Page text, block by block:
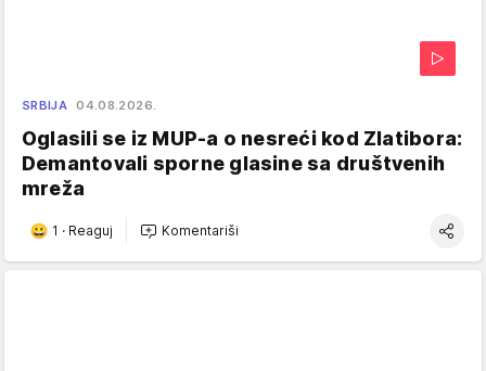
SRBIJA 04.08.2026.
Oglasili se iz MUP-a o nesreći kod Zlatibora:
Demantovali sporne glasine sa društvenih
mreža
1 · Reaguj Komentariši